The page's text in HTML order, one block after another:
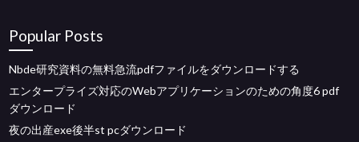
Popular Posts
Nbde研究資料の無料急流pdfファイルをダウンロードする
エンタープライズ対応のWebアプリケーションのための角度6 pdf
ダウンロード
夜の出産exe後半st pcダウンロード